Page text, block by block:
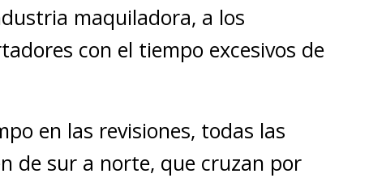
maquiladora, a los
con el tiempo excesivos de
en las revisiones, todas las
de sur a norte, que cruzan por